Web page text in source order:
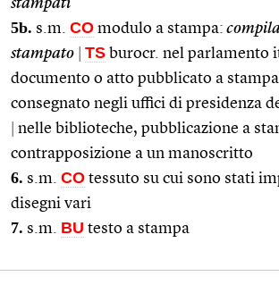
5b. s.m. CO modulo a stampa:
stampato
TS burocr. nel parlamento
documento o atto pubblicato a
consegnato negli uffici di presidenza
nelle biblioteche, pubblicazione a
contrapposizione a un manoscritto
6. s.m. CO tessuto su cui sono stati
disegni vari
7. s.m. BU testo a stampa